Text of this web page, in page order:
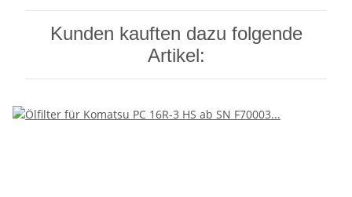
Kunden kauften dazu folgende
Artikel: